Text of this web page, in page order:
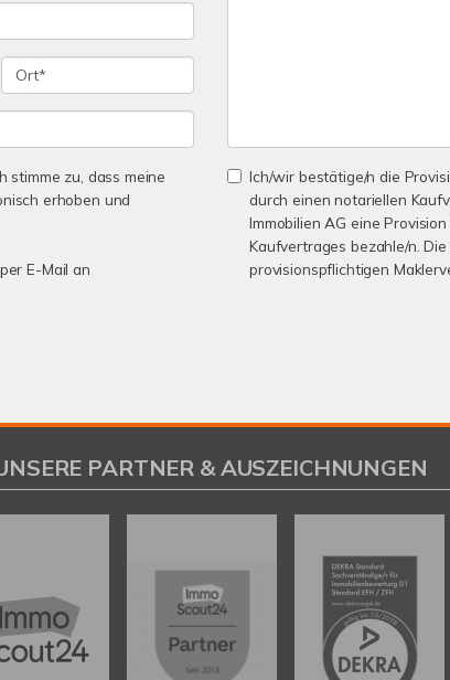
stimme zu, dass meine
erhoben und
E-Mail an
Ich/wir bestätige/n die
durch einen notariellen
Immobilien AG eine
Kaufvertrages bezahle/n.
provisionspflichtigen
PARTNER & AUSZEICHNUNGEN